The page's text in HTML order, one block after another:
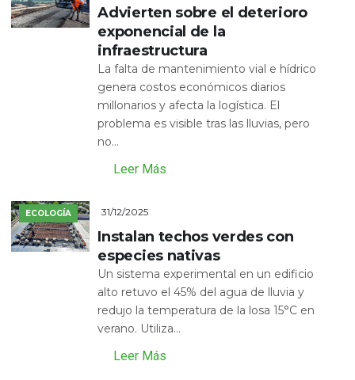
Advierten sobre el deterioro
exponencial de la
infraestructura
La falta de mantenimiento vial e hídrico
genera costos económicos diarios
millonarios y afecta la logística. El
problema es visible tras las lluvias, pero
no...
Leer Más
ECOLOGÍA 31/12/2025
Instalan techos verdes con
especies nativas
Un sistema experimental en un edificio
alto retuvo el 45% del agua de lluvia y
redujo la temperatura de la losa 15°C en
verano. Utiliza...
Leer Más